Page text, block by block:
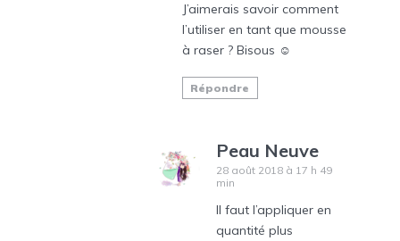
J’aimerais savoir comment
l’utiliser en tant que mousse
à raser ? Bisous ☺
Répondre
Peau Neuve
28 août 2018 à 17 h 49
min
Il faut l’appliquer en
quantité plus